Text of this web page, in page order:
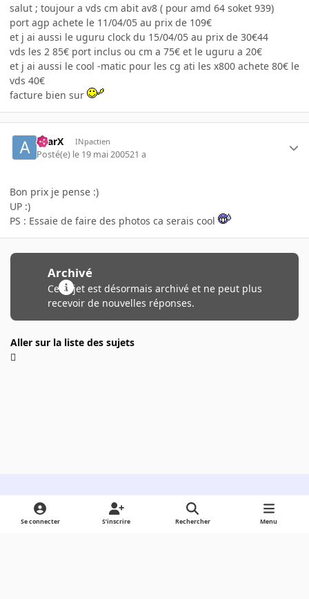
salut ; toujour a vds cm abit av8 ( pour amd 64 soket 939)
port agp achete le 11/04/05 au prix de 109€
et j ai aussi le uguru clock du 15/04/05 au prix de 30€44
vds les 2 85€ port inclus ou cm a 75€ et le uguru a 20€
et j ai aussi le cool -matic pour les cg ati les x800 achete 80€ le
vds 40€
facture bien sur
aYarX INpactien
Posté(e) le 19 mai 200521 a
Bon prix je pense :)
UP :)
PS : Essaie de faire des photos ca serais cool
Archivé
Ce sujet est désormais archivé et ne peut plus
recevoir de nouvelles réponses.
Aller sur la liste des sujets
Light ModeDark ModeSystem Preference
Se connecter S’inscrire Rechercher Menu